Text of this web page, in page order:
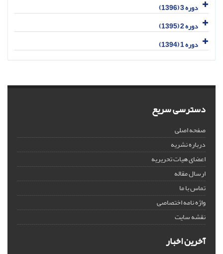
دوره 3 (1396)
دوره 2 (1395)
دوره 1 (1394)
دسترسی سریع
صفحه اصلی
درباره نشریه
اعضای هیات تحریریه
ارسال مقاله
تماس با ما
واژه نامه اختصاصی
نقشه سایت
آخرین اخبار